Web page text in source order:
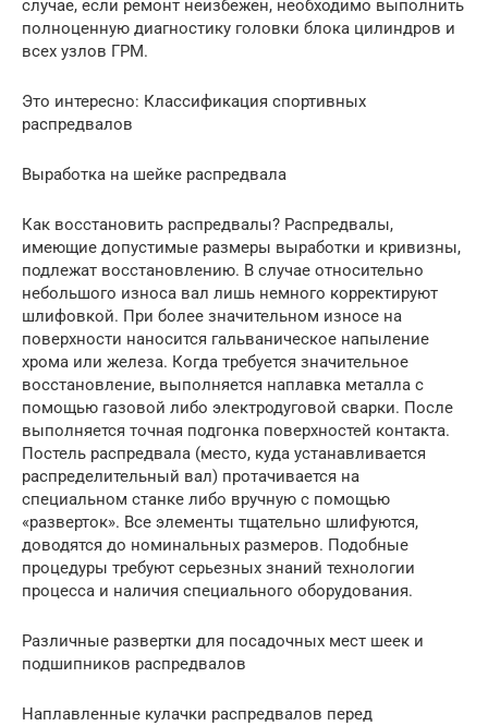
случае, если ремонт неизбежен, необходимо выполнить
полноценную диагностику головки блока цилиндров и
всех узлов ГРМ.
Это интересно: Классификация спортивных
распредвалов
Выработка на шейке распредвала
Как восстановить распредвалы? Распредвалы,
имеющие допустимые размеры выработки и кривизны,
подлежат восстановлению. В случае относительно
небольшого износа вал лишь немного корректируют
шлифовкой. При более значительном износе на
поверхности наносится гальваническое напыление
хрома или железа. Когда требуется значительное
восстановление, выполняется наплавка металла с
помощью газовой либо электродуговой сварки. После
выполняется точная подгонка поверхностей контакта.
Постель распредвала (место, куда устанавливается
распределительный вал) протачивается на
специальном станке либо вручную с помощью
«разверток». Все элементы тщательно шлифуются,
доводятся до номинальных размеров. Подобные
процедуры требуют серьезных знаний технологии
процесса и наличия специального оборудования.
Различные развертки для посадочных мест шеек и
подшипников распредвалов
Наплавленные кулачки распредвалов перед